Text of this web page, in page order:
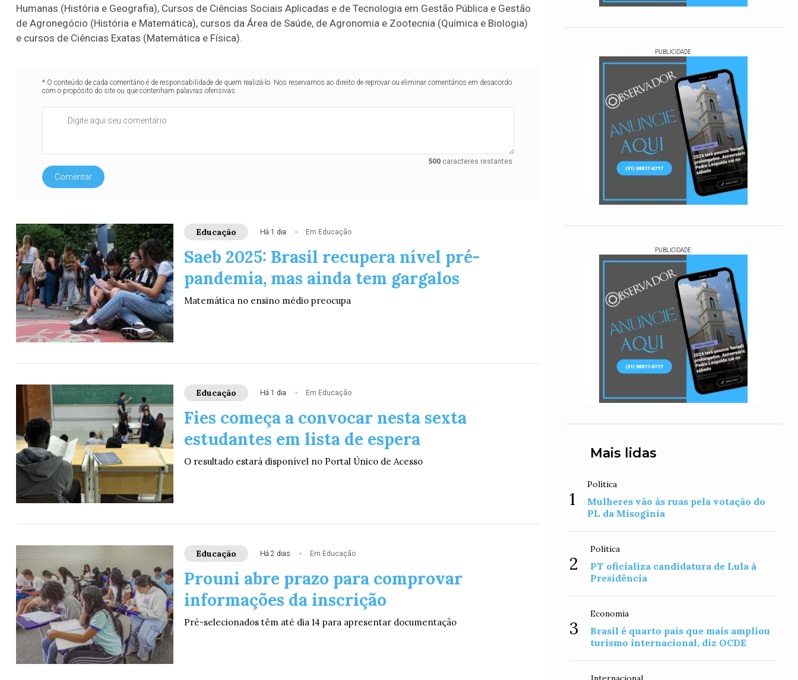
Humanas (História e Geografia), Cursos de Ciências Sociais Aplicadas e de Tecnologia em Gestão Pública e Gestão
de Agronegócio (História e Matemática), cursos da Área de Saúde, de Agronomia e Zootecnia (Química e Biologia)
e cursos de Ciências Exatas (Matemática e Física).
* O conteúdo de cada comentário é de responsabilidade de quem realizá-lo. Nos reservamos ao direito de reprovar ou eliminar comentários em desacordo
com o propósito do site ou que contenham palavras ofensivas.
500caracteres restantes.
Comentar
Educação Há 1 dia Em Educação
Saeb 2025: Brasil recupera nível pré-
pandemia, mas ainda tem gargalos
Matemática no ensino médio preocupa
Educação Há 1 dia Em Educação
Fies começa a convocar nesta sexta
estudantes em lista de espera
O resultado estará disponível no Portal Único de Acesso
Educação Há 2 dias Em Educação
Prouni abre prazo para comprovar
informações da inscrição
Pré-selecionados têm até dia 14 para apresentar documentação
PUBLICIDADE
PUBLICIDADE
Mais lidas
1
Política
Mulheres vão às ruas pela votação do
PL da Misoginia
2
Política
PT oficializa candidatura de Lula à
Presidência
3
Economia
Brasil é quarto país que mais ampliou
turismo internacional, diz OCDE